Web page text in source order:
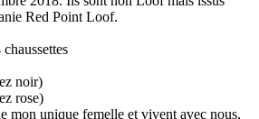
Red Point Loof.
noir)
rose)
mon unique femelle et vivent avec nous,